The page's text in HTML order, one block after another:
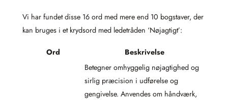
Vi har fundet disse 16 ord med mere end 10 bogstaver, der
kan bruges i et krydsord med ledetråden ‘Nøjagtigt’:
Ord Beskrivelse
Betegner omhyggelig nøjagtighed og
sirlig præcision i udførelse og
gengivelse. Anvendes om håndværk,